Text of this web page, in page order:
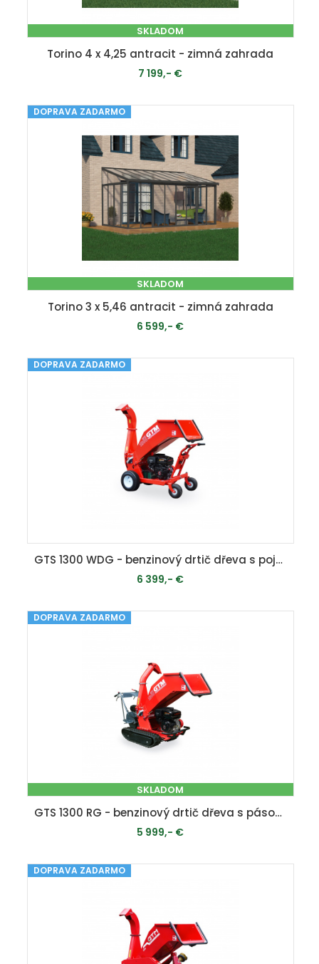
SKLADOM
Torino 4 x 4,25 antracit - zimná zahrada
7 199,- €
PRIDAŤ DO KOŠÍKA
DOPRAVA ZADARMO
SKLADOM
Torino 3 x 5,46 antracit - zimná zahrada
6 599,- €
PRIDAŤ DO KOŠÍKA
DOPRAVA ZADARMO
GTS 1300 WDG - benzinový drtič dřeva s pojezdem
6 399,- €
MOMENTÁLNE VYPREDANÉ
DOPRAVA ZADARMO
SKLADOM
GTS 1300 RG - benzinový drtič dřeva s pásovým pojezdem
5 999,- €
PRIDAŤ DO KOŠÍKA
DOPRAVA ZADARMO